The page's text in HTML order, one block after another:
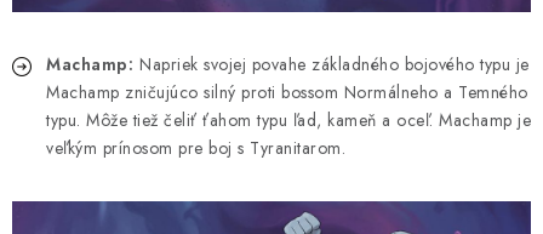
Machamp: Napriek svojej povahe základného bojového typu je
Machamp zničujúco silný proti bossom Normálneho a Temného
typu. Môže tiež čeliť ťahom typu ľad, kameň a oceľ. Machamp je
veľkým prínosom pre boj s Tyranitarom.